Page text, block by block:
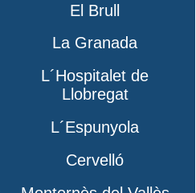
El Brull
La Granada
L´Hospitalet de
Llobregat
L´Espunyola
Cervelló